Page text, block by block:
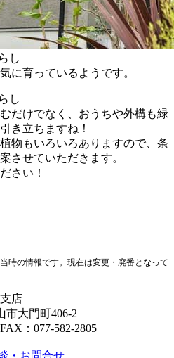
に育っているようです。
だけでなく、おうちや外構も緑
き立ちますね！
物もいろいろありますので、条
させていただきます。
さい！
時の情報です。現在は変更・廃番となって
店
市大門町406-2
：077-582-2805
・お問合せ